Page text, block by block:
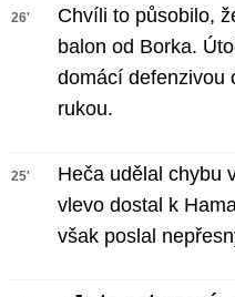
26'
Chvíli to působilo,
balon od Borka.
domácí defenzivou
rukou.
25'
Heča udělal chybu
vlevo dostal k
však poslal